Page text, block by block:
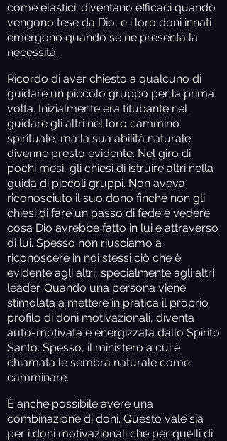
come elastici: diventano efficaci quando
vengono tese da Dio, e i loro doni innati
emergono quando se ne presenta la
necessità.
Ricordo di aver chiesto a qualcuno di
guidare un piccolo gruppo per la prima
volta. Inizialmente era titubante nel
guidare gli altri nel loro cammino
spirituale, ma la sua abilità naturale
divenne presto evidente. Nel giro di
pochi mesi, gli chiesi di istruire altri nella
guida di piccoli gruppi. Non aveva
riconosciuto il suo dono finché non gli
chiesi di fare un passo di fede e vedere
cosa Dio avrebbe fatto in lui e attraverso
di lui. Spesso non riusciamo a
riconoscere in noi stessi ciò che è
evidente agli altri, specialmente agli altri
leader. Quando una persona viene
stimolata a mettere in pratica il proprio
profilo di doni motivazionali, diventa
auto-motivata e energizzata dallo Spirito
Santo. Spesso, il ministero a cui è
chiamata le sembra naturale come
camminare.
È anche possibile avere una
combinazione di doni. Questo vale sia
per i doni motivazionali che per quelli di